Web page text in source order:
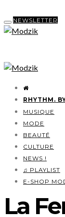
NEWSLETTER
RHYTHM.
MUSIQUE
MODE
BEAUTÉ
CULTURE
NEWS !
♫ PLAYLIST
E-SHOP
La